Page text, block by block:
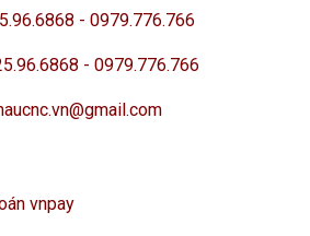
- 0979.776.766
- 0979.776.766
vnpay